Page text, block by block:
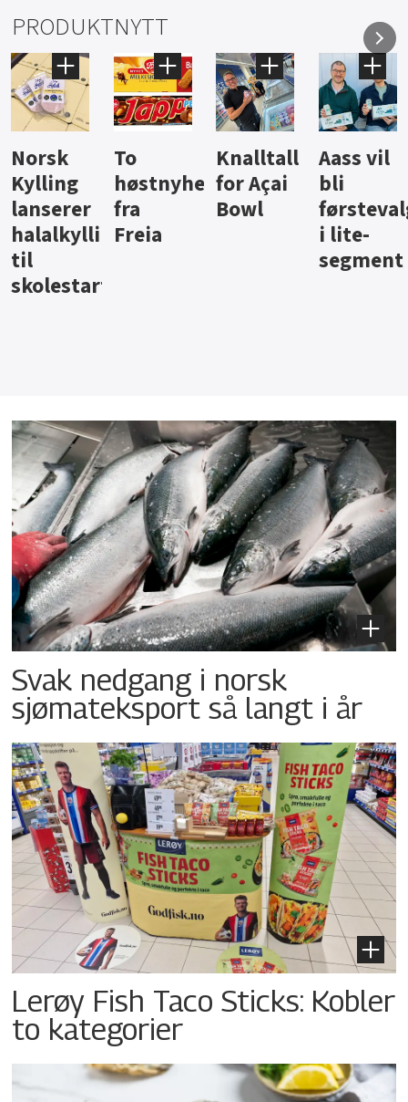
PRODUKTNYTT
Knalltall
for Açai
Bowl
Aass vil
bli
førstevalg
i lite-
Brus og
jus fra
Berentsen
Hard
iste fra
Hansa
Svak nedgang i norsk
sjømateksport så langt i år
Lerøy Fish Taco Sticks: Kobler
to kategorier